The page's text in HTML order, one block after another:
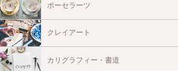
ポーセラーツ
クレイアート
カリグラフィー・書道